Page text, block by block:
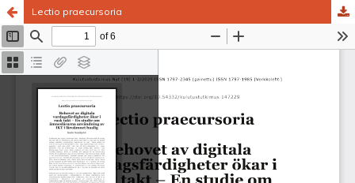
Lectio praecursoria
Palvelua ylläpitää